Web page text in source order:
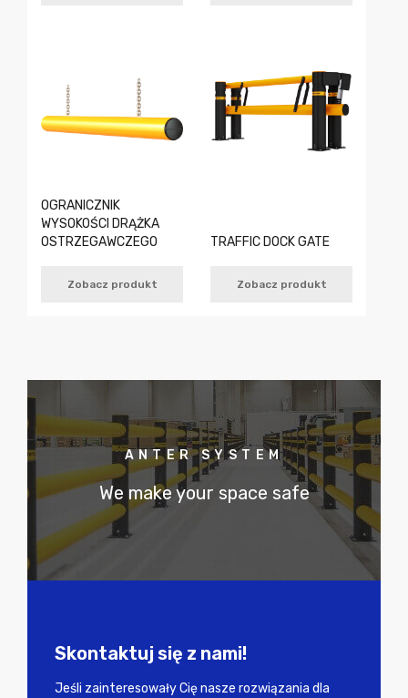
OGRANICZNIK
WYSOKOŚCI DRĄŻKA
OSTRZEGAWCZEGO
Zobacz produkt
TRAFFIC DOCK GATE
Zobacz produkt
ANTER SYSTEM
We make your space safe
Skontaktuj się z nami!
Jeśli zainteresowały Cię nasze rozwiązania dla